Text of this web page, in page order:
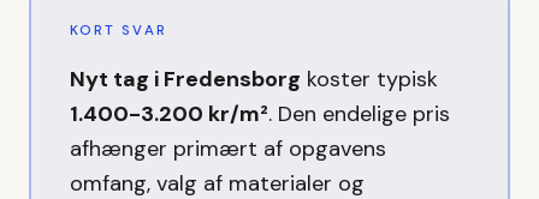
KORT SVAR
Nyt tag i Fredensborg koster typisk
1.400-3.200 kr/m². Den endelige pris
afhænger primært af opgavens
omfang, valg af materialer og